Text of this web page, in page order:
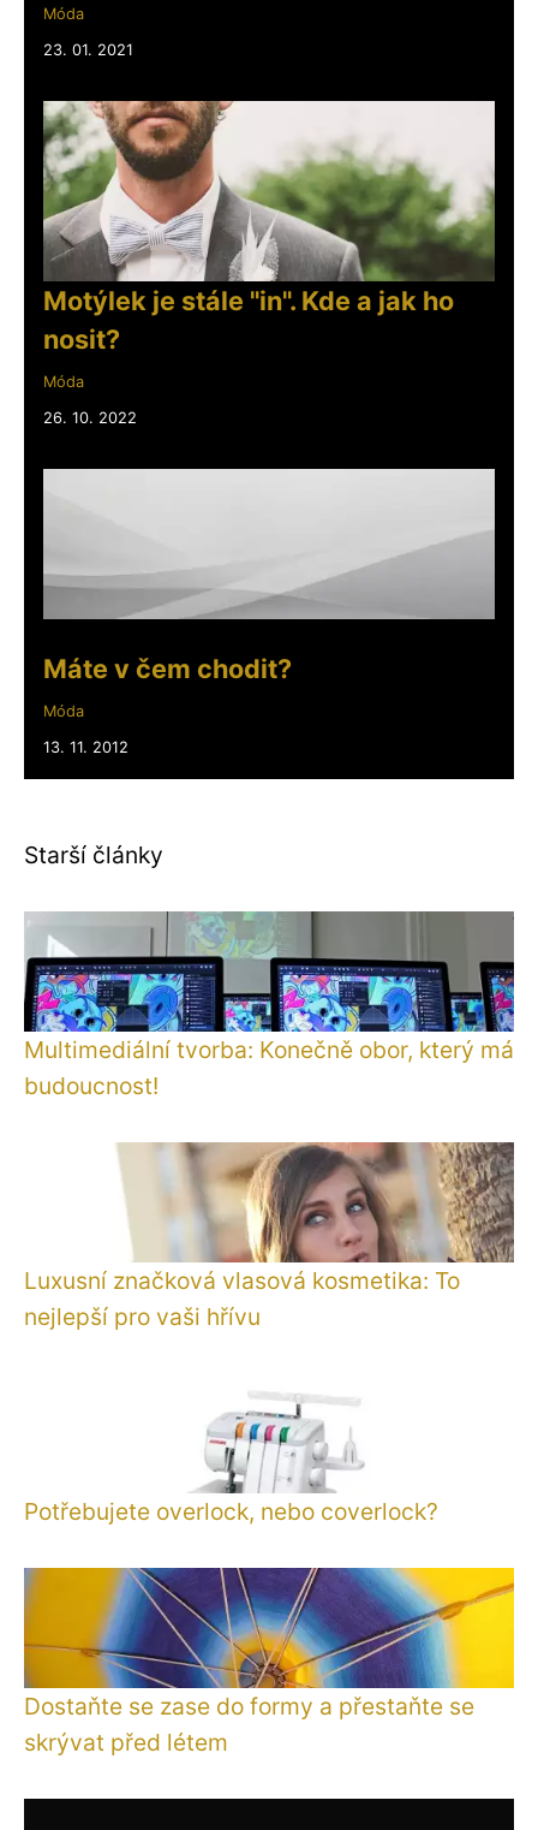
Móda
23. 01. 2021
Motýlek je stále "in". Kde a jak ho
nosit?
Móda
26. 10. 2022
Máte v čem chodit?
Móda
13. 11. 2012
Starší články
Multimediální tvorba: Konečně obor, který má
budoucnost!
Luxusní značková vlasová kosmetika: To
nejlepší pro vaši hřívu
Potřebujete overlock, nebo coverlock?
Dostaňte se zase do formy a přestaňte se
skrývat před létem